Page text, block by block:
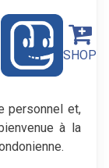
SHOP
personnel et,
à la